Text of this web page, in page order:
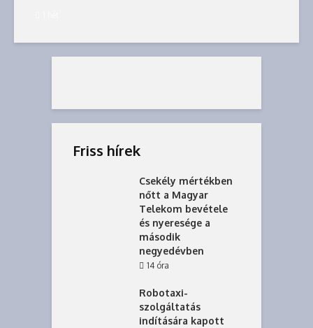
Friss hírek
Csekély mértékben
nőtt a Magyar
Telekom bevétele
és nyeresége a
második
negyedévben
14 óra
Robotaxi-
szolgáltatás
indítására kapott